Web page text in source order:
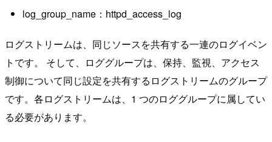
log_group_name：httpd_access_log
ログストリームは、同じソースを共有する一連のログイベン
トです。 そして、ロググループは、保持、監視、アクセス
制御について同じ設定を共有するログストリームのグループ
です。各ログストリームは、1 つのロググループに属してい
る必要があります。